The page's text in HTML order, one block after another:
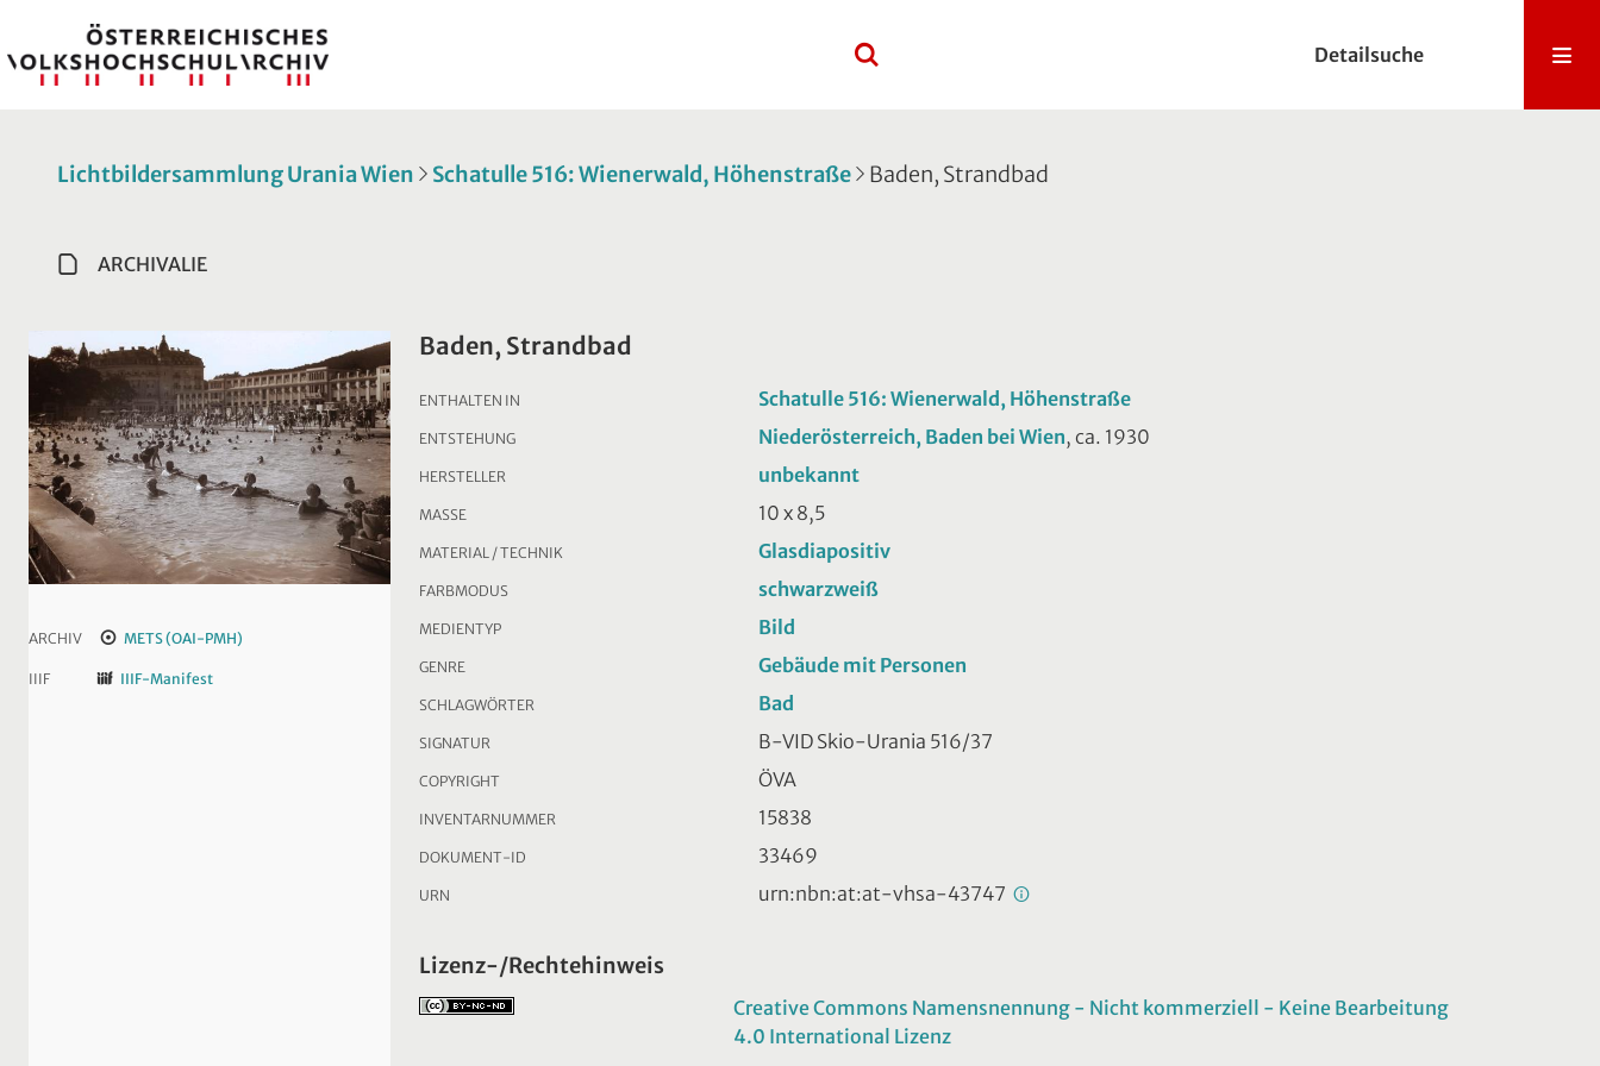
Detailsuche
Lichtbildersammlung Urania Wien Schatulle 516: Wienerwald, Höhenstraße Baden, Strandbad
ARCHIVALIE
ARCHIV METS (OAI-PMH)
IIIF IIIF-Manifest
Baden, Strandbad
ENTHALTEN IN Schatulle 516: Wienerwald, Höhenstraße
ENTSTEHUNG Niederösterreich, Baden bei Wien, ca. 1930
HERSTELLER unbekannt
MASSE 10 x 8,5
MATERIAL / TECHNIK Glasdiapositiv
FARBMODUS schwarzweiß
MEDIENTYP Bild
GENRE Gebäude mit Personen
SCHLAGWÖRTER Bad
SIGNATUR B-VID Skio-Urania 516/37
COPYRIGHT ÖVA
INVENTARNUMMER 15838
DOKUMENT-ID 33469
URN urn:nbn:at:at-vhsa-43747
Lizenz-/Rechtehinweis
Creative Commons Namensnennung - Nicht kommerziell - Keine Bearbeitung
4.0 International Lizenz